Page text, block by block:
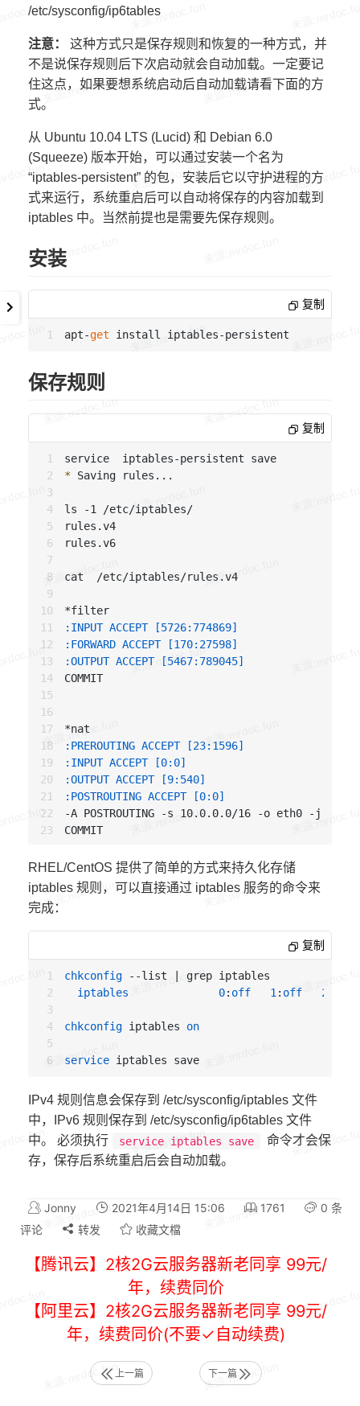
/etc/sysconfig/ip6tables
注意：
这种方式只是保存规则和恢复的一种方式，并
不是说保存规则后下次启动就会自动加载。一定要记
住这点，如果要想系统启动后自动加载请看下面的方
式。
从 Ubuntu 10.04 LTS (Lucid) 和 Debian 6.0
(Squeeze) 版本开始，可以通过安装一个名为
“iptables-persistent” 的包，安装后它以守护进程的方
式来运行，系统重启后可以自动将保存的内容加载到
iptables 中。当然前提也是需要先保存规则。
安装
复制
apt-get
保存规则
复制
* Saving rules...
ls -1 /etc/iptables/
rules.v4
rules.v6
cat  /etc/iptables/rules.v4
:INPUT ACCEPT [5726:774869]
:FORWARD ACCEPT [170:27598]
:OUTPUT ACCEPT [5467:789045]
COMMIT
:PREROUTING ACCEPT [23:1596]
:INPUT ACCEPT [0:0]
:OUTPUT ACCEPT [9:540]
:POSTROUTING ACCEPT [0:0]
-A POSTROUTING -s 10.0.0.0/16 -o eth0 -j
RHEL/CentOS 提供了简单的方式来持久化存储
iptables 规则，可以直接通过 iptables 服务的命令来
完成：
复制
chkconfig --list | grep iptables
iptables
0: off 1: off 2
chkconfig iptables on
service
IPv4 规则信息会保存到 /etc/sysconfig/iptables 文件
中，IPv6 规则保存到 /etc/sysconfig/ip6tables 文件
中。 必须执行
service iptables save
命令才会保
存，保存后系统重启后会自动加载。
Jonny 2021年4月14日 15:06 1761
0 条
评论
转发 收藏文檔
【腾讯云】2核2G云服务器新老同享 99元/
年，续费同价
【阿里云】2核2G云服务器新老同享 99元/
年，续费同价(不要✓自动续费)
上一篇 下一篇